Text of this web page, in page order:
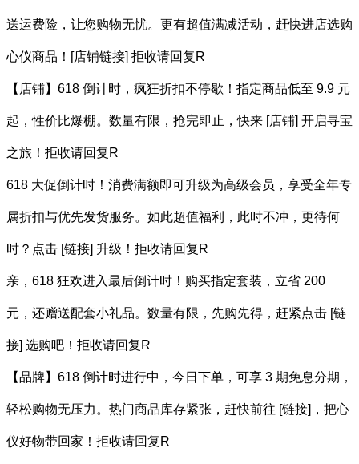
送运费险，让您购物无忧。更有超值满减活动，赶快进店选购
心仪商品！[店铺链接] 拒收请回复R
【店铺】618 倒计时，疯狂折扣不停歇！指定商品低至 9.9 元
起，性价比爆棚。数量有限，抢完即止，快来 [店铺] 开启寻宝
之旅！拒收请回复R
618 大促倒计时！消费满额即可升级为高级会员，享受全年专
属折扣与优先发货服务。如此超值福利，此时不冲，更待何
时？点击 [链接] 升级！拒收请回复R
亲，618 狂欢进入最后倒计时！购买指定套装，立省 200
元，还赠送配套小礼品。数量有限，先购先得，赶紧点击 [链
接] 选购吧！拒收请回复R
【品牌】618 倒计时进行中，今日下单，可享 3 期免息分期，
轻松购物无压力。热门商品库存紧张，赶快前往 [链接]，把心
仪好物带回家！拒收请回复R